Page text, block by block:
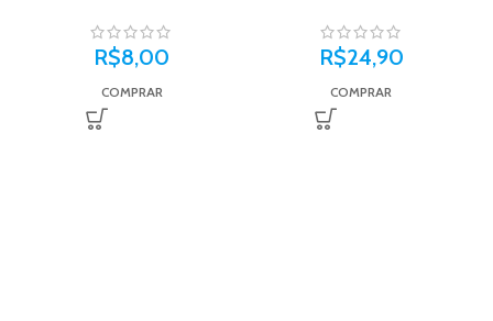
R$8,00
COMPRAR
R$24,90
COMPRAR